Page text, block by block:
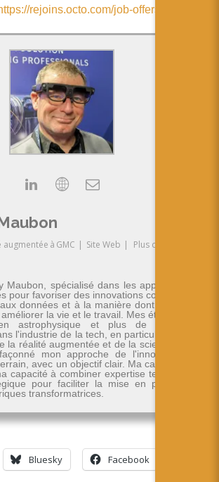
rejoins.octo.com/job-offers/258
augmentée à GMC | Site Web |
Plus de
Maubon, spécialisé dans les applications
pour favoriser des innovations concrètes.
données et à la manière dont on peut
la vie et le travail. Mes études en
astrophysique et plus de 30 ans
l'industrie de la tech, en particulier dans
la réalité augmentée et de la science des
mon approche de l'innovation -
avec un objectif clair. Ma carrière se
capacité à combiner expertise technique
pour faciliter la mise en place de
transformatrices.
Bluesky Facebook